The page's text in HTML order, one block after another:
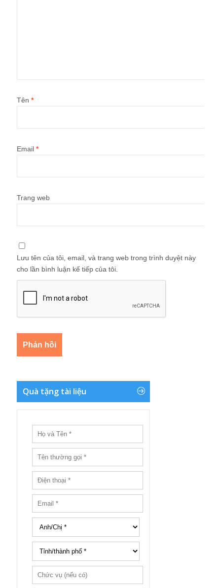
Tên *
Email *
Trang web
Lưu tên của tôi, email, và trang web trong trình duyệt này
cho lần bình luận kế tiếp của tôi.
Quà tặng tài liệu